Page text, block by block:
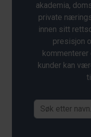
akademia,
private
innen sitt
presisjon
kunder kan